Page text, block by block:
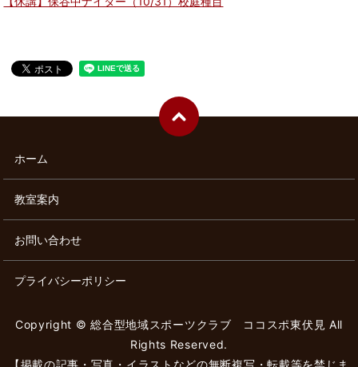
ホーム
教室案内
お問い合わせ
プライバシーポリシー
Copyright © 総合型地域スポーツクラブ ココスポ東伏見 All
Rights Reserved.